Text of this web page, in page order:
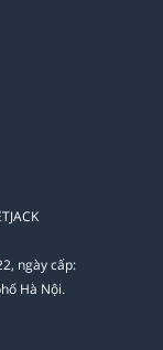
ngày cấp:
Hà Nội.